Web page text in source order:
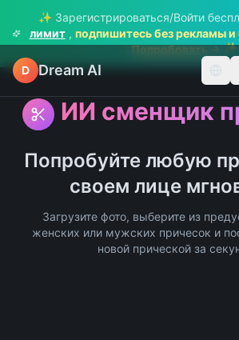
✨ Зарегистрироваться/Войти
лимит , подпишитесь без рекламы и
Попробовать → ✨
D
Dream AI
ИИ сменщик
Попробуйте любую
своем лице
Загрузите фото, выберите из
женских или мужских причесок и
новой прической за